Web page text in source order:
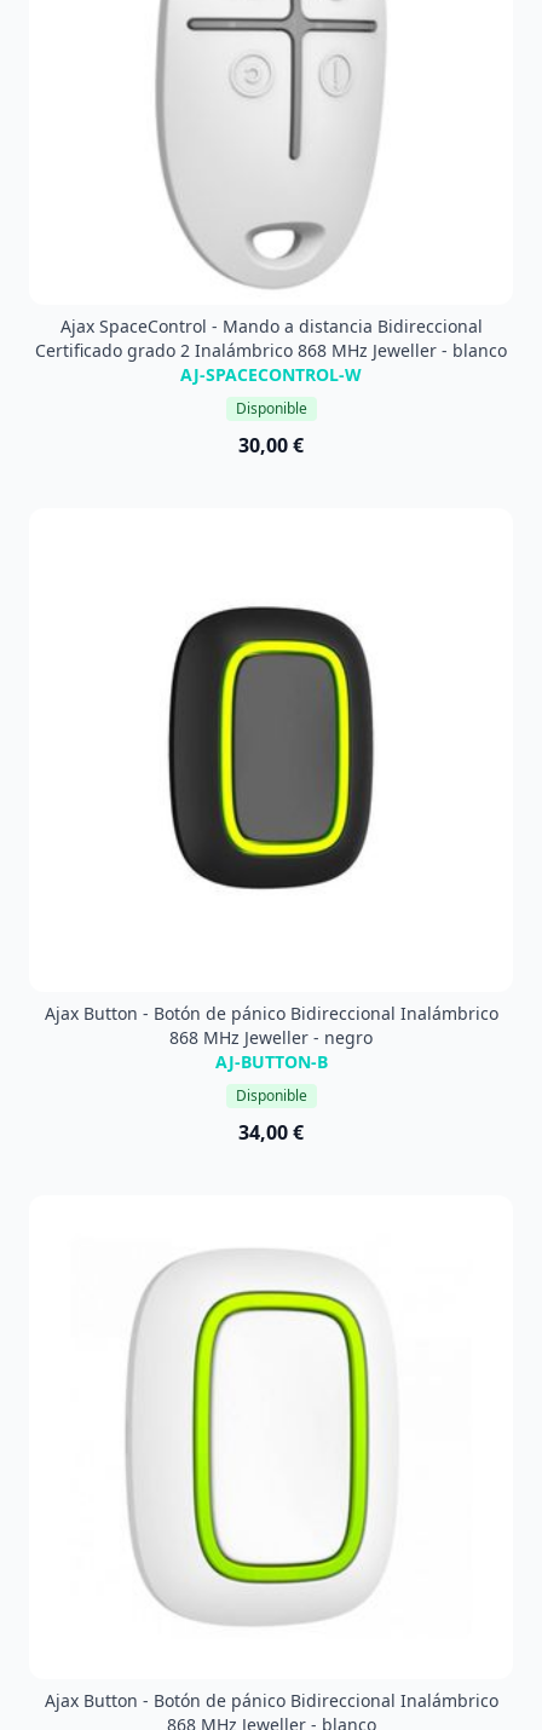
Ajax SpaceControl - Mando a distancia Bidireccional
Certificado grado 2 Inalámbrico 868 MHz Jeweller - blanco
AJ-SPACECONTROL-W
Disponible
30,00 €
Ajax Button - Botón de pánico Bidireccional Inalámbrico
868 MHz Jeweller - negro
AJ-BUTTON-B
Disponible
34,00 €
Ajax Button - Botón de pánico Bidireccional Inalámbrico
868 MHz Jeweller - blanco